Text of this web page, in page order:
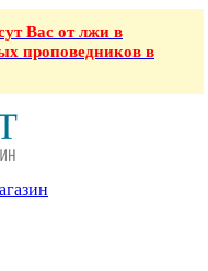
Вас от лжи в
проповедников в